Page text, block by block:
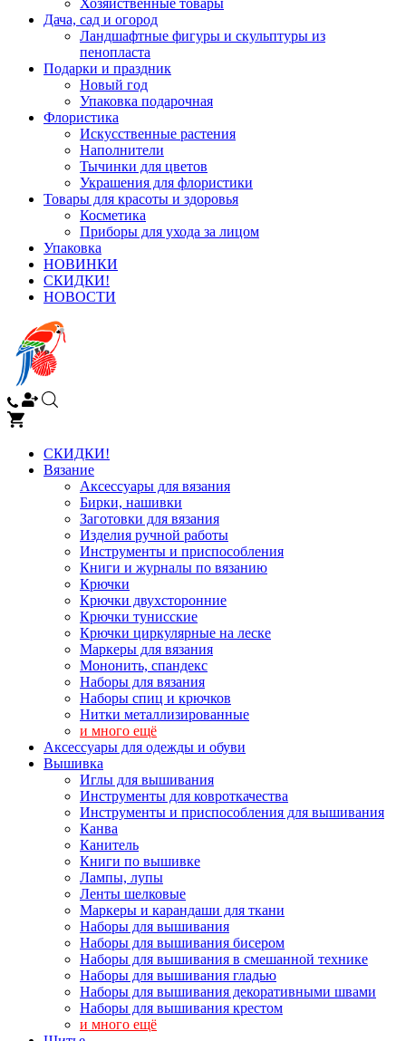
Хозяйственные товары
Дача, сад и огород
Ландшафтные фигуры и скульптуры из
пенопласта
Подарки и праздник
Новый год
Упаковка подарочная
Флористика
Искусственные растения
Наполнители
Тычинки для цветов
Украшения для флористики
Товары для красоты и здоровья
Косметика
Приборы для ухода за лицом
Упаковка
НОВИНКИ
СКИДКИ!
НОВОСТИ
СКИДКИ!
Вязание
Аксессуары для вязания
Бирки, нашивки
Заготовки для вязания
Изделия ручной работы
Инструменты и приспособления
Книги и журналы по вязанию
Крючки
Крючки двухсторонние
Крючки тунисские
Крючки циркулярные на леске
Маркеры для вязания
Мононить, спандекс
Наборы для вязания
Наборы спиц и крючков
Нитки металлизированные
и много ещё
Аксессуары для одежды и обуви
Вышивка
Иглы для вышивания
Инструменты для ковроткачества
Инструменты и приспособления для вышивания
Канва
Канитель
Книги по вышивке
Лампы, лупы
Ленты шелковые
Маркеры и карандаши для ткани
Наборы для вышивания
Наборы для вышивания бисером
Наборы для вышивания в смешанной технике
Наборы для вышивания гладью
Наборы для вышивания декоративными швами
Наборы для вышивания крестом
и много ещё